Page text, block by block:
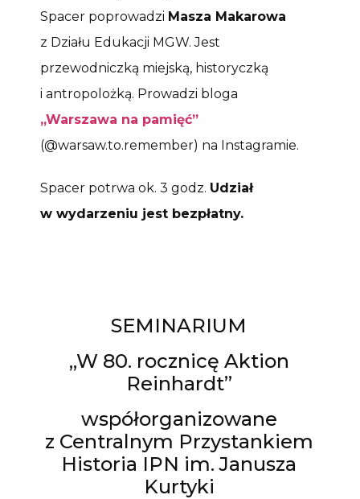
Spacer poprowadzi Masza Makarowa
z Działu Edukacji MGW. Jest
przewodniczką miejską, historyczką
i antropolożką. Prowadzi bloga
„Warszawa na pamięć”
(@warsaw.to.remember) na Instagramie.
Spacer potrwa ok. 3 godz. Udział
w wydarzeniu jest bezpłatny.
SEMINARIUM
„W 80. rocznicę Aktion
Reinhardt”
współorganizowane
z Centralnym Przystankiem
Historia IPN im. Janusza
Kurtyki